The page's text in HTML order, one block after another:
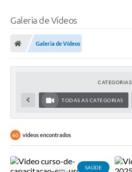
Galeria de Vídeos
Galeria de Vídeos
CATEGORIAS
TODAS AS CATEGORIAS
60 vídeos encontrados
SAÚDE